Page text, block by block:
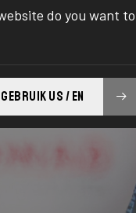
do you want to
GEBRUIK US / EN